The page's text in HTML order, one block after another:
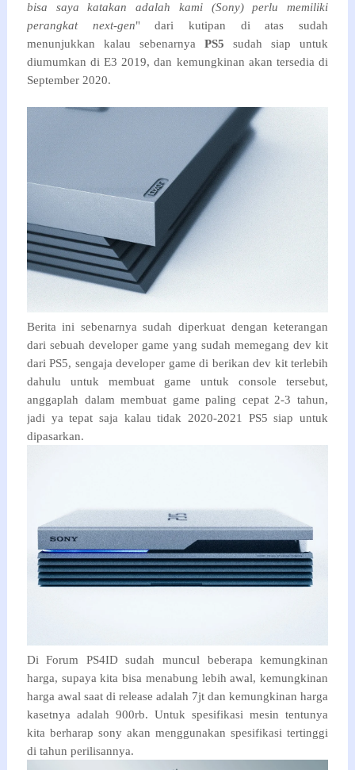
bisa saya katakan adalah kami (Sony) perlu memiliki
perangkat next-gen" dari kutipan di atas sudah
menunjukkan kalau sebenarnya PS5 sudah siap untuk
diumumkan di E3 2019, dan kemungkinan akan tersedia di
September 2020.
Berita ini sebenarnya sudah diperkuat dengan keterangan
dari sebuah developer game yang sudah memegang dev kit
dari PS5, sengaja developer game di berikan dev kit terlebih
dahulu untuk membuat game untuk console tersebut,
anggaplah dalam membuat game paling cepat 2-3 tahun,
jadi ya tepat saja kalau tidak 2020-2021 PS5 siap untuk
dipasarkan.
Di Forum PS4ID sudah muncul beberapa kemungkinan
harga, supaya kita bisa menabung lebih awal, kemungkinan
harga awal saat di release adalah 7jt dan kemungkinan harga
kasetnya adalah 900rb. Untuk spesifikasi mesin tentunya
kita berharap sony akan menggunakan spesifikasi tertinggi
di tahun perilisannya.